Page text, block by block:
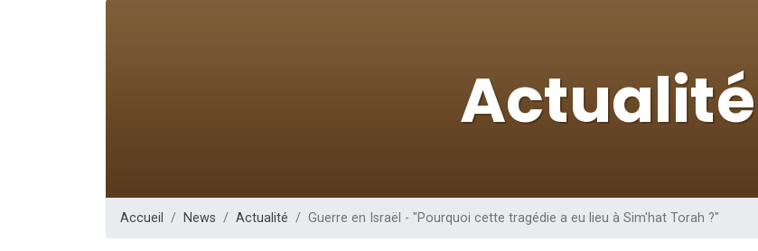
12 nouvelles musiques dans Torah-Box Music
3 personnes viennent de nous rejoindre sur WhatsApp
Accueil News Actualité Guerre en Israël - "Pourquoi cette tragédie a eu lieu à Sim'hat Torah ?"